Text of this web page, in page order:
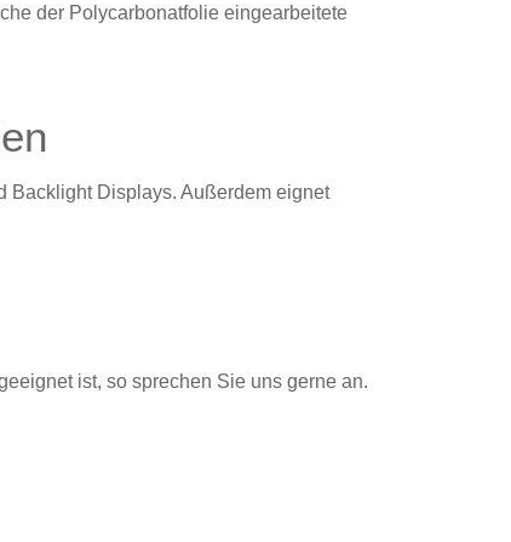
der Polycarbonatfolie eingearbeitete
Backlight Displays. Außerdem eignet
ist, so sprechen Sie uns gerne an.